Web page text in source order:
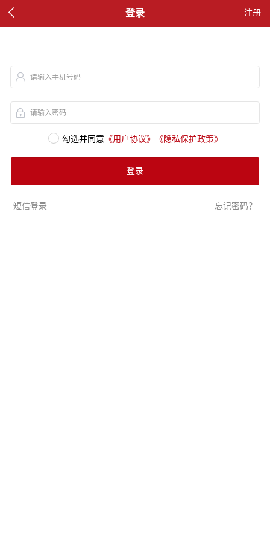
 登录 注册
请输入手机号码
请输入密码
勾选并同意 《用户协议》 《隐私保护政策》
登录
短信登录 忘记密码？